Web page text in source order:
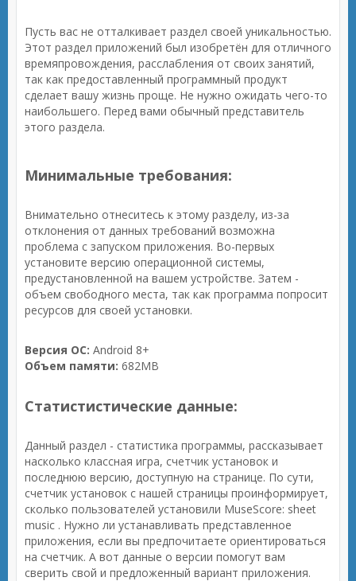
Пусть вас не отталкивает раздел своей уникальностью.
Этот раздел приложений был изобретён для отличного
времяпровождения, расслабления от своих занятий,
так как предоставленный программный продукт
сделает вашу жизнь проще. Не нужно ожидать чего-то
наибольшего. Перед вами обычный представитель
этого раздела.
Минимальные требования:
Внимательно отнеситесь к этому разделу, из-за
отклонения от данных требований возможна
проблема с запуском приложения. Во-первых
установите версию операционной системы,
предустановленной на вашем устройстве. Затем -
объем свободного места, так как программа попросит
ресурсов для своей установки.
Версия ОС: Android 8+
Объем памяти: 682MB
Статистистические данные:
Данный раздел - статистика программы, рассказывает
насколько классная игра, счетчик установок и
последнюю версию, доступную на странице. По сути,
счетчик установок с нашей страницы проинформирует,
сколько пользователей установили MuseScore: sheet
music . Нужно ли устанавливать представленное
приложения, если вы предпочитаете ориентироваться
на счетчик. А вот данные о версии помогут вам
сверить свой и предложенный вариант приложения.